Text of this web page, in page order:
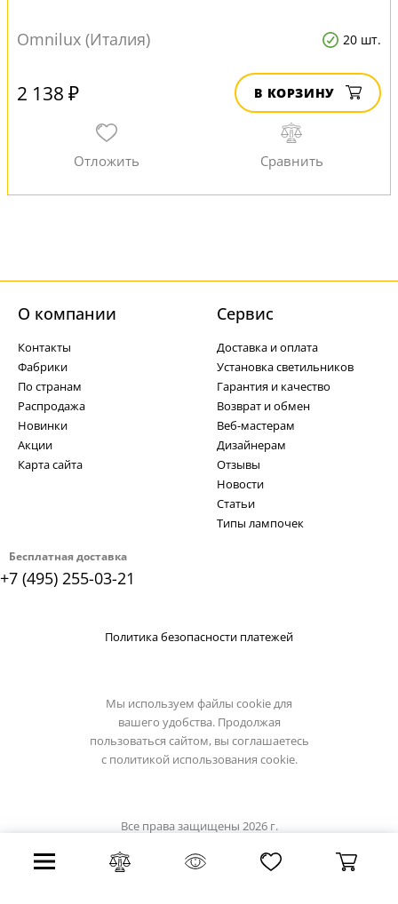
Omnilux (Италия) 20 шт.
2 138 ₽ В КОРЗИНУ
Бесплатная доставка
+7 (495) 255-03-21
О компании
Контакты
Фабрики
По странам
Распродажа
Новинки
Акции
Карта сайта
Cервис
Доставка и оплата
Установка светильников
Гарантия и качество
Возврат и обмен
Веб-мастерам
Дизайнерам
Отзывы
Новости
Статьи
Типы лампочек
Политика безопасности платежей
Мы используем файлы cookie для
вашего удобства. Продолжая
пользоваться сайтом, вы соглашаетесь
с политикой использования cookie.
Все права защищены 2026 г.